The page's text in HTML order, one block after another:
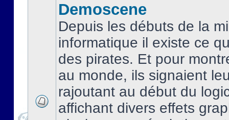
Demoscene
Depuis les débuts de la
informatique il existe ce
des pirates. Et pour
au monde, ils signaient
rajoutant au début du
affichant divers effets